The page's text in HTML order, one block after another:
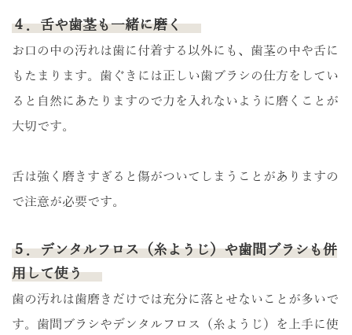
４．舌や歯茎も一緒に磨く
お口の中の汚れは歯に付着する以外にも、歯茎の中や舌に
もたまります。歯ぐきには正しい歯ブラシの仕方をしてい
ると自然にあたりますので力を入れないように磨くことが
大切です。
舌は強く磨きすぎると傷がついてしまうことがありますの
で注意が必要です。
５．デンタルフロス（糸ようじ）や歯間ブラシも併
用して使う
歯の汚れは歯磨きだけでは充分に落とせないことが多いで
す。歯間ブラシやデンタルフロス（糸ようじ）を上手に使